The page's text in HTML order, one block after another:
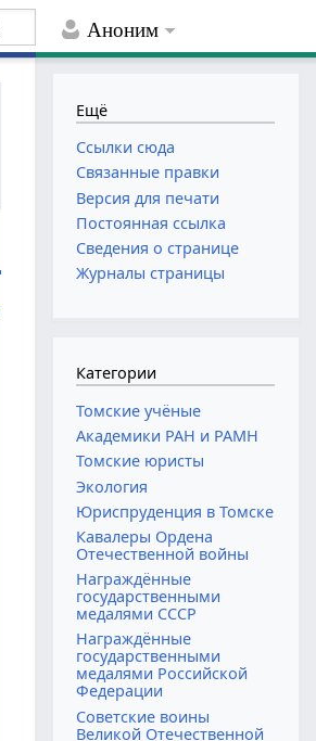
Аноним
Ещё
Ссылки сюда
Связанные правки
Версия для печати
Постоянная ссылка
Сведения о странице
Журналы страницы
Категории
Томские учёные
Академики РАН и РАМН
Томские юристы
Экология
Юриспруденция в Томске
Кавалеры Ордена
Отечественной войны
Награждённые
государственными
медалями СССР
Награждённые
государственными
медалями Российской
Федерации
Советские воины
Великой Отечественной